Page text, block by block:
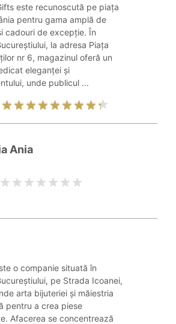
este recunoscută pe piața
pentru gama amplă de
cadouri de excepție. În
la adresa Piața
nr 6, magazinul oferă un
eleganței și
unde publicul ...
Ania
o companie situată în
pe Strada Icoanei,
arta bijuteriei și măiestria
pentru a crea piese
Afacerea se concentrează